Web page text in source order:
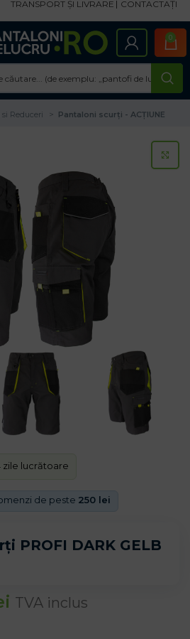
TRANSPORT ȘI LIVRARE CONTACTAȚI
0
Reduceri Pantaloni scurți - ACȚIUNE
PROFI DARK GELB
de peste 250 lei
zile lucrătoare
TVA inclus